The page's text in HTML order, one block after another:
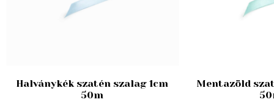
Halványkék szatén szalag 1cm
50m
Mentazöld